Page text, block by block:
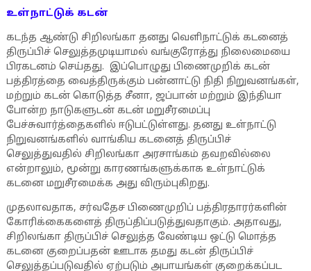
உள்நாட்டுக் கடன்
கடந்த ஆண்டு சிறிலங்கா தனது வெளிநாட்டுக் கடனைத்
திருப்பிச் செலுத்தமுடியாமல் வங்குரோத்து நிலைமையை
பிரகடனம் செய்தது. இப்பொழுது பிணைமுறிக் கடன்
பத்திரத்தை வைத்திருக்கும் பன்னாட்டு நிதி நிறுவனங்கள்,
மற்றும் கடன் கொடுத்த சீனா, ஜப்பான் மற்றும் இந்தியா
போன்ற நாடுகளுடன் கடன் மறுசீரமைப்பு
பேச்சுவார்த்தைகளில் ஈடுபட்டுள்ளது. தனது உள்நாட்டு
நிறுவனங்களில் வாங்கிய கடனைத் திருப்பிச்
செலுத்துவதில் சிறிலங்கா அரசாங்கம் தவறவில்லை
என்றாலும், மூன்று காரணங்களுக்காக உள்நாட்டுக்
கடனை மறுசீரமைக்க அது விரும்புகிறது.
முதலாவதாக, சர்வதேச பிணைமுறிப் பத்திரதாரர்களின்
கோரிக்கைகளைத் திருப்திப்படுத்துவதாகும். அதாவது,
சிறிலங்கா திருப்பிச் செலுத்த வேண்டிய ஒட்டு மொத்த
கடனை குறைப்பதன் ஊடாக தமது கடன் திருப்பிச்
செலுத்தப்படுவதில் ஏற்படும் அபாயங்கள் குறைக்கப்பட